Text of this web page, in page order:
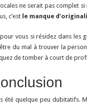
ne serait pas complet si
c’est le manque
vous si résidez dans les
du mal à trouver la
de tomber à court de
été quelque peu dubitatifs.